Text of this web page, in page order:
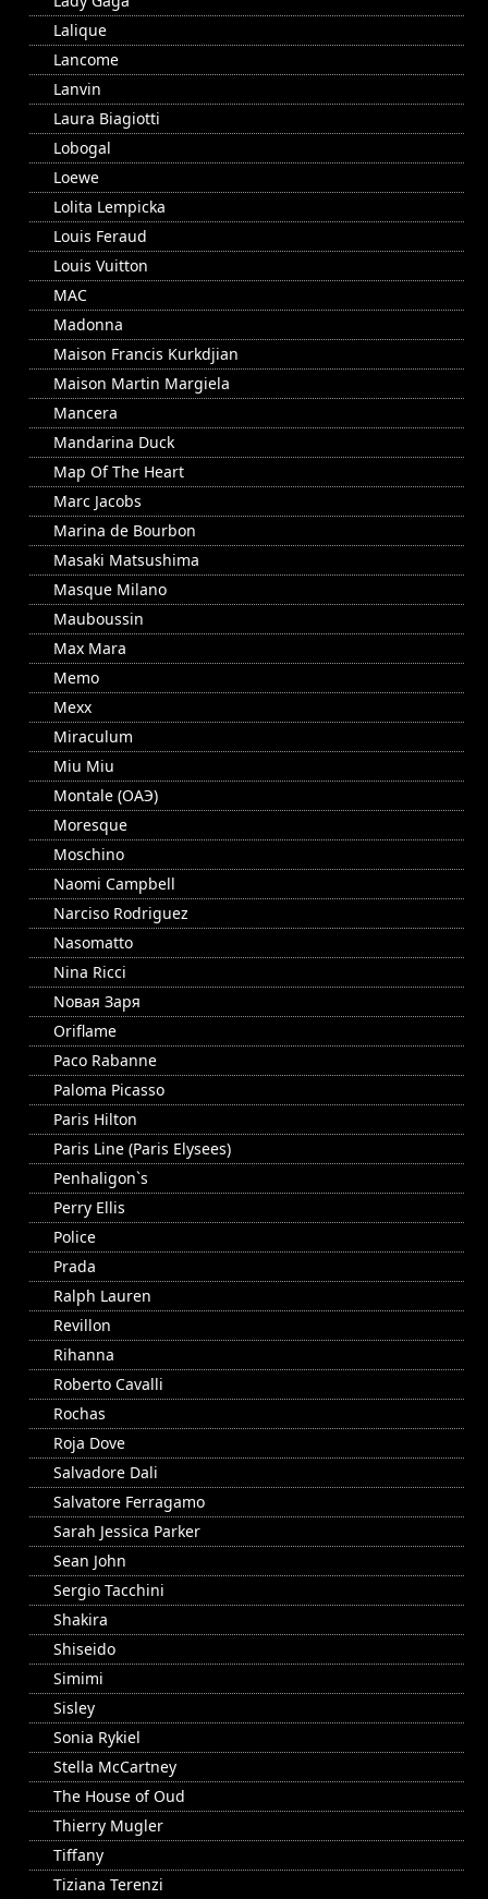
Lalique
Lancome
Lanvin
Laura Biagiotti
Lobogal
Loewe
Lolita Lempicka
Louis Feraud
Louis Vuitton
MAC
Madonna
Maison Francis Kurkdjian
Maison Martin Margiela
Mancera
Mandarina Duck
Map Of The Heart
Marc Jacobs
Marina de Bourbon
Masaki Matsushima
Masque Milano
Mauboussin
Max Mara
Memo
Mexx
Miraculum
Miu Miu
Montale (ОАЭ)
Moresque
Moschino
Naomi Campbell
Narciso Rodriguez
Nasomatto
Nina Ricci
Nовая Заря
Oriflame
Paco Rabanne
Paloma Picasso
Paris Hilton
Paris Line (Paris Elysees)
Penhaligon`s
Perry Ellis
Police
Prada
Ralph Lauren
Revillon
Rihanna
Roberto Cavalli
Rochas
Roja Dove
Salvadore Dali
Salvatore Ferragamo
Sarah Jessica Parker
Sean John
Sergio Tacchini
Shakira
Shiseido
Simimi
Sisley
Sonia Rykiel
Stella McCartney
The House of Oud
Thierry Mugler
Tiffany
Tiziana Terenzi